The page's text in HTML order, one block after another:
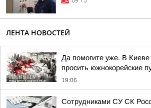
ЛЕНТА НОВОСТЕЙ
Да помогите уже. В
просить южнокорейские
19:06
Сотрудниками СУ СК